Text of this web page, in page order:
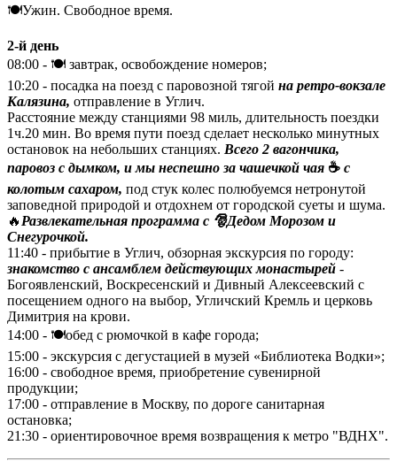
🍽️Ужин. Свободное время.
2-й день
08:00 - 🍽️ завтрак, освобождение номеров;
10:20 - посадка на поезд с паровозной тягой на ретро-вокзале
Калязина, отправление в Углич.
Расстояние между станциями 98 миль, длительность поездки
1ч.20 мин. Во время пути поезд сделает несколько минутных
остановок на небольших станциях. Всего 2 вагончика,
паровоз с дымком, и мы неспешно за чашечкой чая ☕️ с
колотым сахаром, под стук колес полюбуемся нетронутой
заповедной природой и отдохнем от городской суеты и шума.
🔥 Развлекательная программа с 🎅Дедом Морозом и
Снегурочкой.
11:40 - прибытие в Углич, обзорная экскурсия по городу:
знакомство с ансамблем действующих монастырей -
Богоявленский, Воскресенский и Дивный Алексеевский с
посещением одного на выбор, Угличский Кремль и церковь
Димитрия на крови.
14:00 - 🍽️обед с рюмочкой в кафе города;
15:00 - экскурсия с дегустацией в музей «Библиотека Водки»;
16:00 - свободное время, приобретение сувенирной
продукции;
17:00 - отправление в Москву, по дороге санитарная
остановка;
21:30 - ориентировочное время возвращения к метро "ВДНХ".